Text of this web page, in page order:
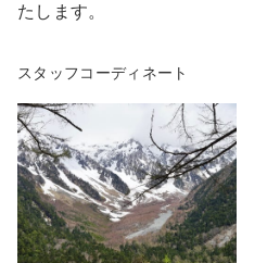
たします。
スタッフコーディネート